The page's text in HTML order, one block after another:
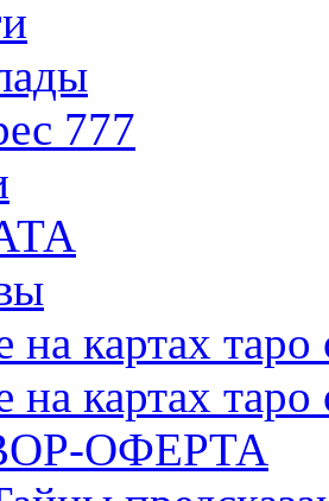
777
на картах
на картах
ОФЕРТА